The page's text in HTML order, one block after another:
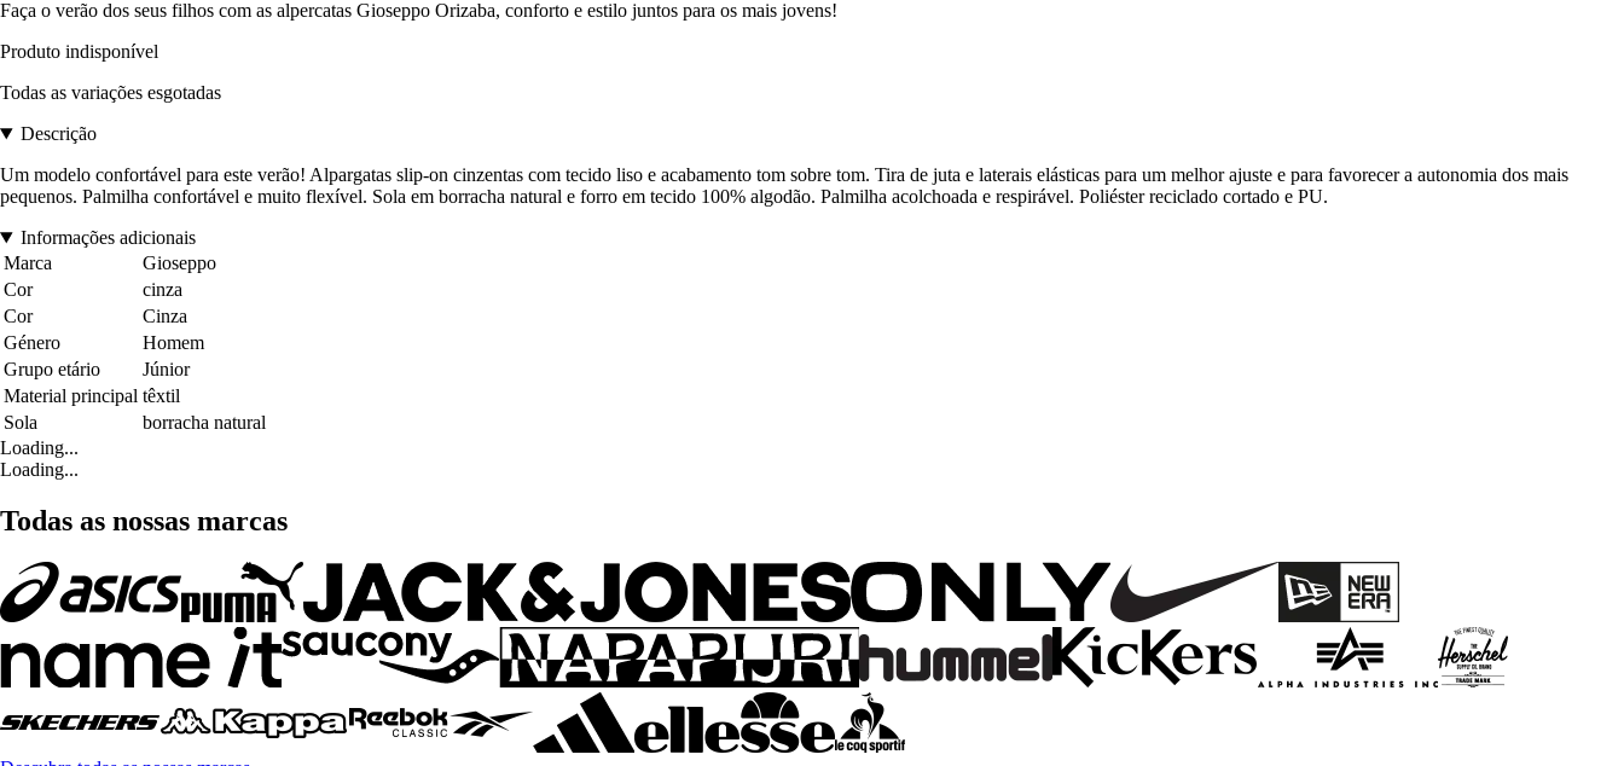
Faça o verão dos seus filhos com as alpercatas Gioseppo Orizaba, conforto e estilo juntos para os mais jovens!
Produto indisponível
Todas as variações esgotadas
Descrição
Um modelo confortável para este verão! Alpargatas slip-on cinzentas com tecido liso e acabamento tom sobre tom. Tira de juta e laterais elásticas para um melhor ajuste e para favorecer a autonomia dos mais
pequenos. Palmilha confortável e muito flexível. Sola em borracha natural e forro em tecido 100% algodão. Palmilha acolchoada e respirável. Poliéster reciclado cortado e PU.
Informações adicionais
Marca
Gioseppo
Cor
cinza
Cor
Cinza
Género
Homem
Grupo etário
Júnior
Material principal têxtil
Sola
borracha natural
Loading...
Loading...
Todas as nossas marcas